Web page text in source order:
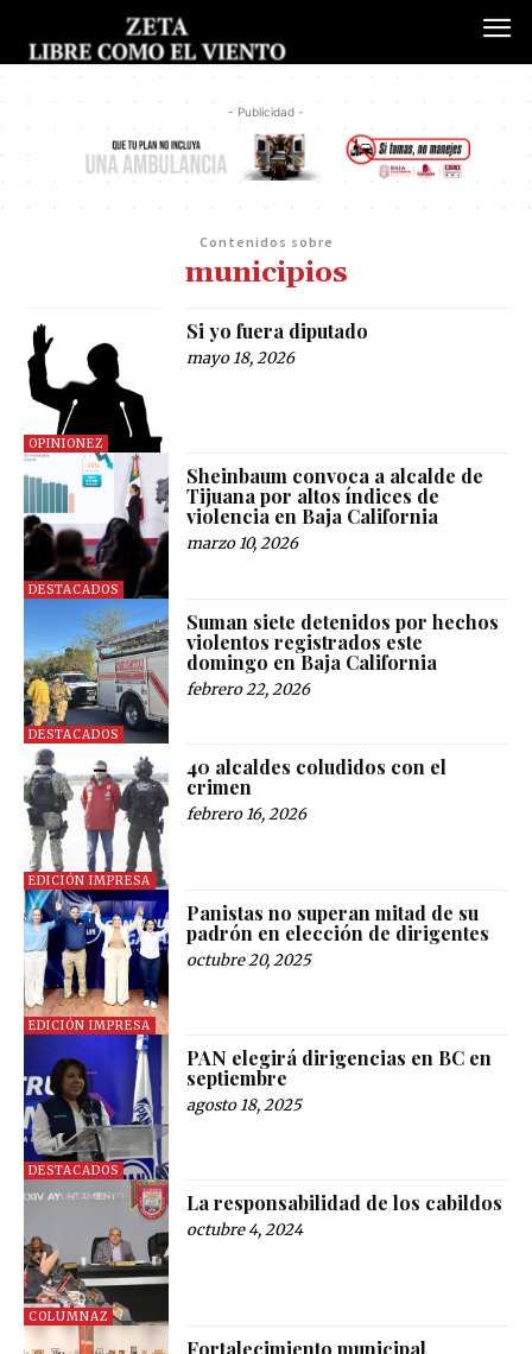
- Publicidad -
Contenidos sobre
municipios
OPINIONEZ
Si yo fuera diputado
mayo 18, 2026
DESTACADOS
Sheinbaum convoca a alcalde de
Tijuana por altos índices de
violencia en Baja California
marzo 10, 2026
DESTACADOS
Suman siete detenidos por hechos
violentos registrados este
domingo en Baja California
febrero 22, 2026
EDICIÓN IMPRESA
40 alcaldes coludidos con el
crimen
febrero 16, 2026
EDICIÓN IMPRESA
Panistas no superan mitad de su
padrón en elección de dirigentes
octubre 20, 2025
DESTACADOS
PAN elegirá dirigencias en BC en
septiembre
agosto 18, 2025
COLUMNAZ
La responsabilidad de los cabildos
octubre 4, 2024
Fortalecimiento municipal